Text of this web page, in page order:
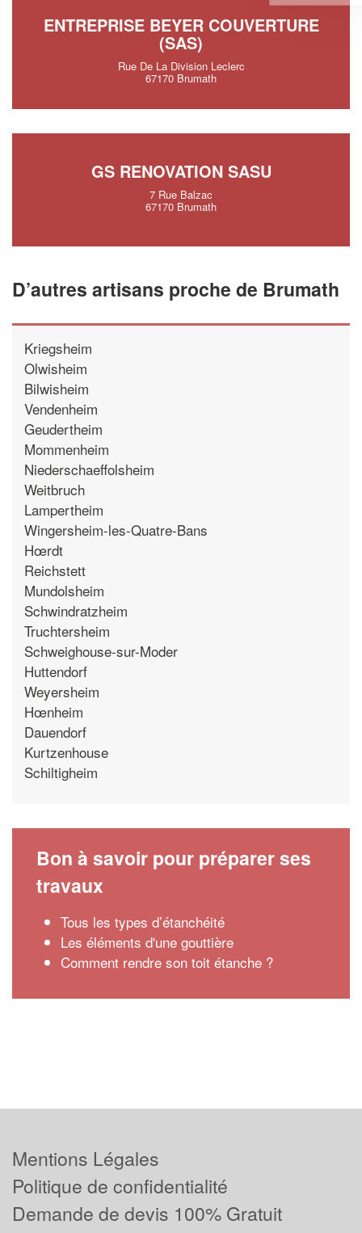
ENTREPRISE BEYER COUVERTURE
(SAS)
Rue De La Division Leclerc
67170 Brumath
GS RENOVATION SASU
7 Rue Balzac
67170 Brumath
D’autres artisans proche de Brumath
Kriegsheim
Olwisheim
Bilwisheim
Vendenheim
Geudertheim
Mommenheim
Niederschaeffolsheim
Weitbruch
Lampertheim
Wingersheim-les-Quatre-Bans
Hœrdt
Reichstett
Mundolsheim
Schwindratzheim
Truchtersheim
Schweighouse-sur-Moder
Huttendorf
Weyersheim
Hœnheim
Dauendorf
Kurtzenhouse
Schiltigheim
Bon à savoir pour préparer ses
travaux
Tous les types d’étanchéité
Les éléments d'une gouttière
Comment rendre son toit étanche ?
Mentions Légales
Politique de confidentialité
Demande de devis 100% Gratuit